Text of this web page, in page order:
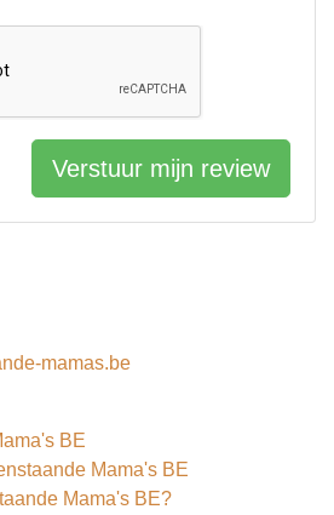
mamas.be
BE
Mama's BE
Mama's BE?
Verstuur mijn review